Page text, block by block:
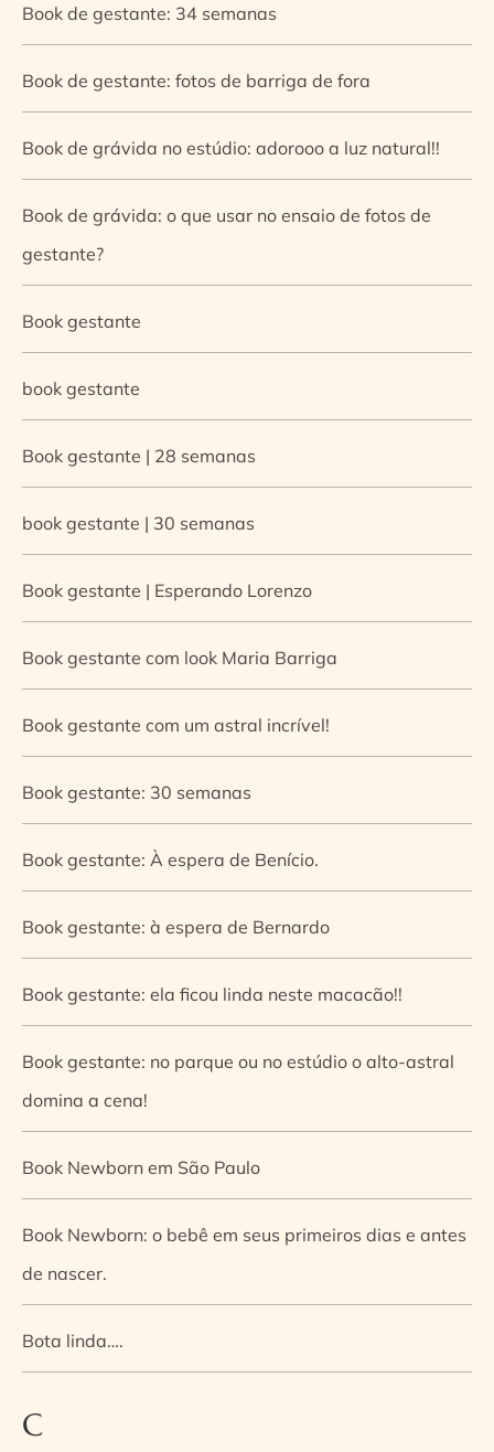
Book de gestante: 34 semanas
Book de gestante: fotos de barriga de fora
Book de grávida no estúdio: adorooo a luz natural!!
Book de grávida: o que usar no ensaio de fotos de
gestante?
Book gestante
book gestante
Book gestante | 28 semanas
book gestante | 30 semanas
Book gestante | Esperando Lorenzo
Book gestante com look Maria Barriga
Book gestante com um astral incrível!
Book gestante: 30 semanas
Book gestante: À espera de Benício.
Book gestante: à espera de Bernardo
Book gestante: ela ficou linda neste macacão!!
Book gestante: no parque ou no estúdio o alto-astral
domina a cena!
Book Newborn em São Paulo
Book Newborn: o bebê em seus primeiros dias e antes
de nascer.
Bota linda….
C